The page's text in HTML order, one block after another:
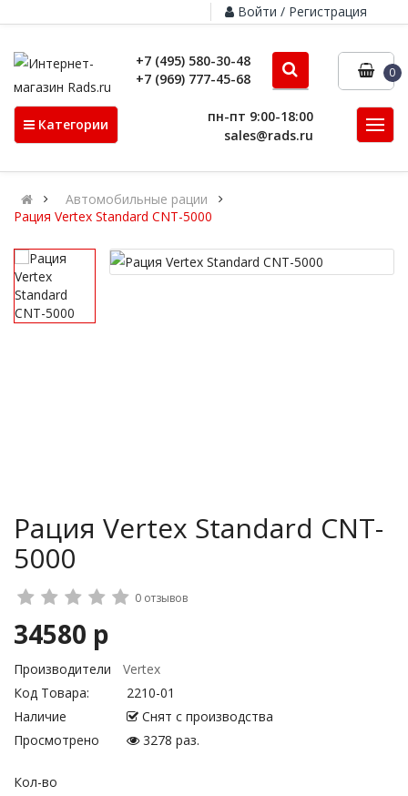
Войти / Регистрация
+7 (495) 580-30-48
+7 (969) 777-45-68
0
Категории
пн-пт 9:00-18:00
sales@rads.ru
Автомобильные рации
Рация Vertex Standard CNT-5000
Рация Vertex Standard CNT-
5000
0 отзывов
34580 р
Производители
Vertex
Код Товара:
2210-01
Наличие
Снят с производства
Просмотрено
3278 раз.
Кол-во